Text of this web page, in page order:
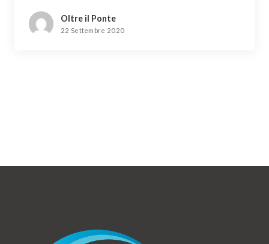
Oltre il Ponte
22 Settembre 2020